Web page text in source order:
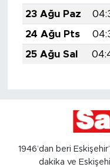
23 Ağu Paz
24 Ağu Pts
25 Ağu Sal
1946’dan beri
dakika ve